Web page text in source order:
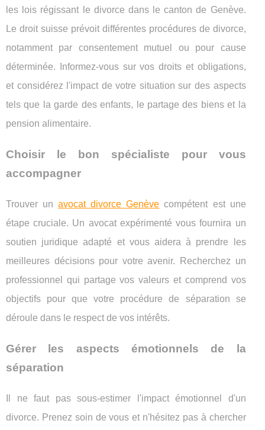
les lois régissant le divorce dans le canton de Genève.
Le droit suisse prévoit différentes procédures de divorce,
notamment par consentement mutuel ou pour cause
déterminée. Informez-vous sur vos droits et obligations,
et considérez l'impact de votre situation sur des aspects
tels que la garde des enfants, le partage des biens et la
pension alimentaire.
Choisir le bon spécialiste pour vous
accompagner
Trouver unavocat divorce Genève compétent est une
étape cruciale. Un avocat expérimenté vous fournira un
soutien juridique adapté et vous aidera à prendre les
meilleures décisions pour votre avenir. Recherchez un
professionnel qui partage vos valeurs et comprend vos
objectifs pour que votre procédure de séparation se
déroule dans le respect de vos intérêts.
Gérer les aspects émotionnels de la
séparation
Il ne faut pas sous-estimer l'impact émotionnel d'un
divorce. Prenez soin de vous et n'hésitez pas à chercher